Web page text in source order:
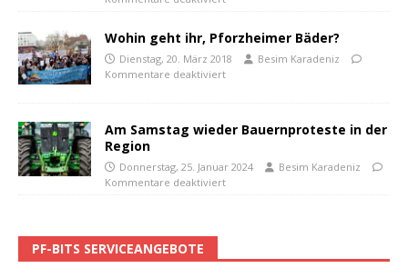
Wohin geht ihr, Pforzheimer Bäder?
Dienstag, 20. März 2018
Besim Karadeniz
Kommentare deaktiviert
Am Samstag wieder Bauernproteste in der
Region
Donnerstag, 25. Januar 2024
Besim Karadeniz
Kommentare deaktiviert
PF-BITS SERVICEANGEBOTE